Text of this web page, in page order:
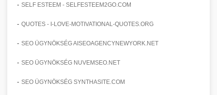
- SELF ESTEEM - SELFESTEEM2GO.COM
- QUOTES - I-LOVE-MOTIVATIONAL-QUOTES.ORG
- SEO ÜGYNÖKSÉG AISEOAGENCYNEWYORK.NET
- SEO ÜGYNÖKSÉG NUVEMSEO.NET
- SEO ÜGYNÖKSÉG SYNTHASITE.COM